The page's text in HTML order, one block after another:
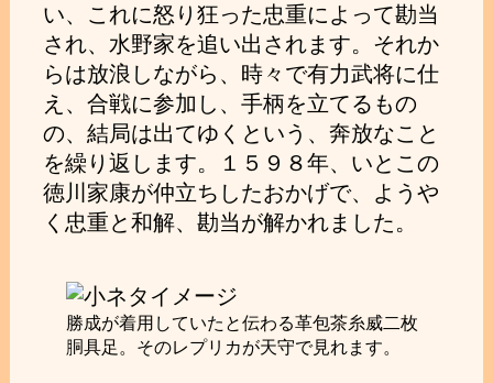
い、これに怒り狂った忠重によって勘当
され、水野家を追い出されます。それか
らは放浪しながら、時々で有力武将に仕
え、合戦に参加し、手柄を立てるもの
の、結局は出てゆくという、奔放なこと
を繰り返します。１５９８年、いとこの
徳川家康が仲立ちしたおかげで、ようや
く忠重と和解、勘当が解かれました。
勝成が着用していたと伝わる革包茶糸威二枚
胴具足。そのレプリカが天守で見れます。